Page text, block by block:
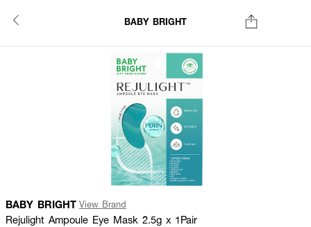
BABY BRIGHT
BABY BRIGHT View Brand
Rejulight Ampoule Eye Mask 2.5g x 1Pair